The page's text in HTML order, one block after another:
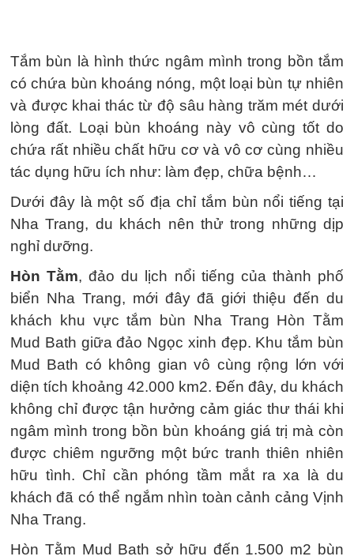
Tắm bùn là hình thức ngâm mình trong bồn tắm
có chứa bùn khoáng nóng, một loại bùn tự nhiên
và được khai thác từ độ sâu hàng trăm mét dưới
lòng đất. Loại bùn khoáng này vô cùng tốt do
chứa rất nhiều chất hữu cơ và vô cơ cùng nhiều
tác dụng hữu ích như: làm đẹp, chữa bệnh…
Dưới đây là một số địa chỉ tắm bùn nổi tiếng tại
Nha Trang, du khách nên thử trong những dịp
nghỉ dưỡng.
Hòn Tằm, đảo du lịch nổi tiếng của thành phố
biển Nha Trang, mới đây đã giới thiệu đến du
khách khu vực tắm bùn Nha Trang Hòn Tằm
Mud Bath giữa đảo Ngọc xinh đẹp. Khu tắm bùn
Mud Bath có không gian vô cùng rộng lớn với
diện tích khoảng 42.000 km2. Đến đây, du khách
không chỉ được tận hưởng cảm giác thư thái khi
ngâm mình trong bồn bùn khoáng giá trị mà còn
được chiêm ngưỡng một bức tranh thiên nhiên
hữu tình. Chỉ cần phóng tầm mắt ra xa là du
khách đã có thể ngắm nhìn toàn cảnh cảng Vịnh
Nha Trang.
Hòn Tằm Mud Bath sở hữu đến 1.500 m2 bùn